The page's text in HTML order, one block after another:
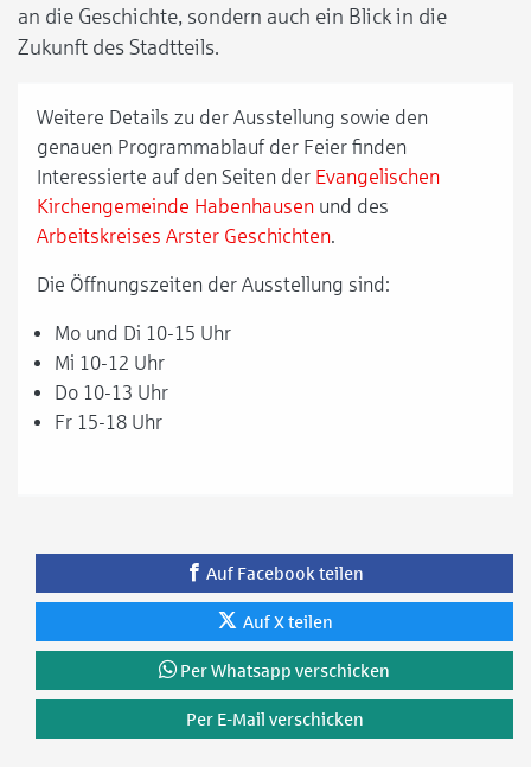
an die Geschichte, sondern auch ein Blick in die
Zukunft des Stadtteils.
Weitere Details zu der Ausstellung sowie den
genauen Programmablauf der Feier finden
Interessierte auf den Seiten der Evangelischen
Kirchengemeinde Habenhausen und des
Arbeitskreises Arster Geschichten.
Die Öffnungszeiten der Ausstellung sind:
Mo und Di 10-15 Uhr
Mi 10-12 Uhr
Do 10-13 Uhr
Fr 15-18 Uhr
Auf Facebook teilen
Auf X teilen
Per Whatsapp verschicken
Per E-Mail verschicken